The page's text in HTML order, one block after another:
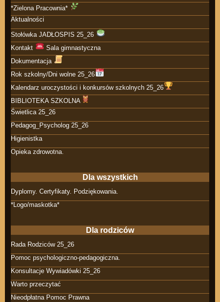
*Zielona Pracownia*
Aktualności
Stołówka JADŁOSPIS 25_26
Kontakt
Sala gimnastyczna
Dokumentacja
Rok szkolny/Dni wolne 25_26
Kalendarz uroczystości i konkursów szkolnych 25_26
BIBLIOTEKA SZKOLNA
Świetlica 25_26
Pedagog_Psycholog 25_26
Higienistka
Opieka zdrowotna.
Dla wszystkich
Dyplomy. Certyfikaty. Podziękowania.
*Logo/maskotka*
Dla rodziców
Rada Rodziców 25_26
Pomoc psychologiczno-pedagogiczna.
Konsultacje Wywiadówki 25_26
Warto przeczytać
Nieodpłatna Pomoc Prawna